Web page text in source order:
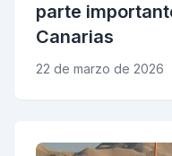
parte
Canarias
22 de marzo de 2026